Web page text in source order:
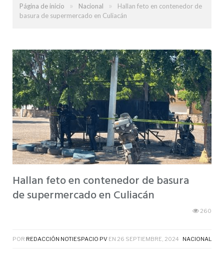
Página de inicio » Nacional »
Hallan feto en contenedor de
basura de supermercado en Culiacán
Hallan feto en contenedor de basura
de supermercado en Culiacán
260
POR REDACCIÓN NOTIESPACIO PV EN 26 SEPTIEMBRE, 2024 NACIONAL